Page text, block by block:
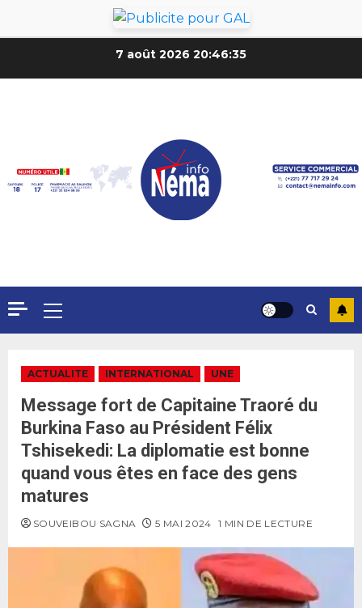
7 août 2026 20:46:37
ACTUALITE INTERNATIONAL UNE
Message fort de Capitaine Traoré du
Burkina Faso au Président Félix
Tshisekedi: La diplomatie est bonne
quand vous êtes en face des gens
matures
SOUVEIBOU SAGNA 5 MAI 2024 1 MIN DE LECTURE